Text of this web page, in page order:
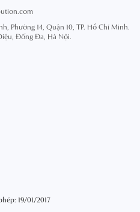
Phường 14, Quận 10, TP. Hồ Chí Minh.
Đống Đa, Hà Nội.
19/01/2017